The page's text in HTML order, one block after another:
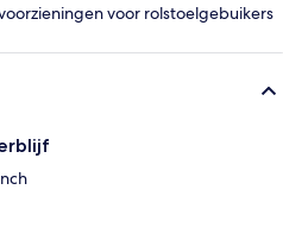
voor rolstoelgebuikers